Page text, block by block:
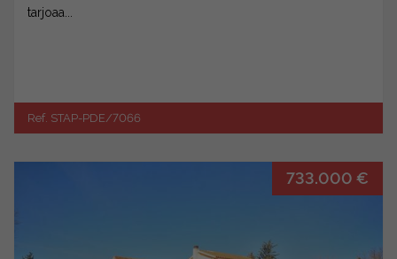
tarjoaa...
Ref. STAP-PDE/7066
733.000 €